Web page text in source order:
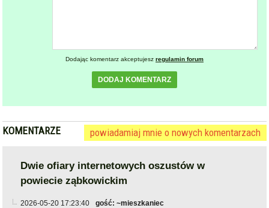
Dodając komentarz akceptujesz regulamin forum
DODAJ KOMENTARZ
KOMENTARZE powiadamiaj mnie o nowych komentarzach
Dwie ofiary internetowych oszustów w
powiecie ząbkowickim
2026-05-20 17:23:40 gość: ~mieszkaniec